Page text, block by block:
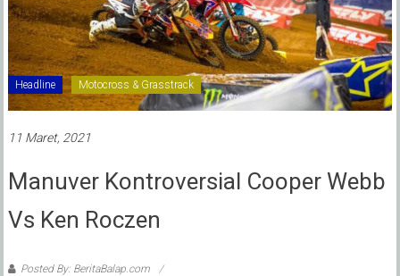
Headline Motocross & Grasstrack
11 Maret, 2021
Manuver Kontroversial Cooper Webb
Vs Ken Roczen
Posted By: BeritaBalap.com